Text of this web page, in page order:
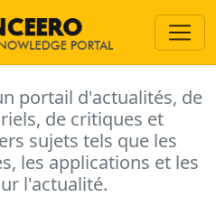
portail d'actualités, de
de critiques et
sujets tels que les
les applications et les
l'actualité.